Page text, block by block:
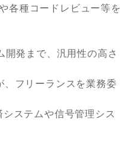
各種コードレビュー等を
発まで、汎用性の高さ
フリーランスを業務委
ステムや信号管理シス